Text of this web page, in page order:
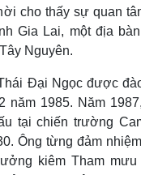
Multimedia
E-
cho thấy sự quan
Gia Lai, một địa
Nguyên.
Đại Ngọc được
năm 1985. Năm
tại chiến trường
Ông từng đảm
kiêm Tham